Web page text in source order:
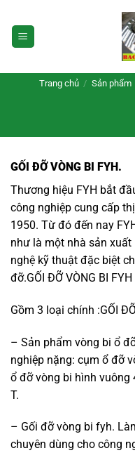
qua
nội
Trang chủ / Sản phẩm
GỐI ĐỠ VÒNG BI FYH.
Thương hiệu FYH bắt
công nghiệp cung cấp
1950. Từ đó đến nay
như là một nhà sản
nghệ kỹ thuật đặc biệt
đỡ.GỐI ĐỠ VÒNG BI FYH
Gồm 3 loại chính :GỐI
– Sản phẩm vòng bi ổ
nghiệp nặng: cụm ổ đỡ
ổ đỡ vòng bi hình vuông
T.
– Gối đỡ vòng bi fyh.
chuyên dùng cho công